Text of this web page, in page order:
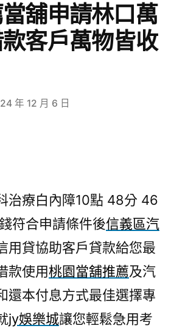
舖申請林口萬
客戶萬物皆收
年 12 月 6 日
治療白內障10點 48分 46
符合申請條件後信義區汽
用貸協助客戶貸款給您最
款使用桃園當舖推薦及汽
還本付息方式最佳選擇專
jy娛樂城讓您輕鬆急用考